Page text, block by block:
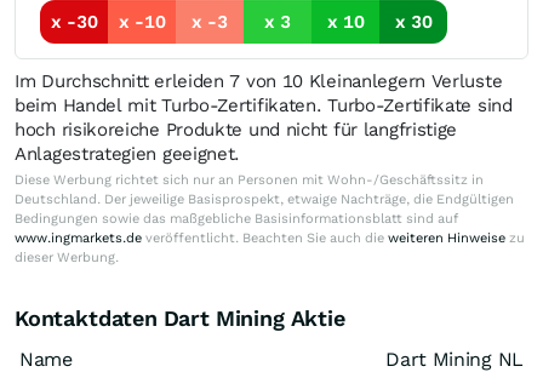
x -30
x -10 x -3 x 3 x 10 x 30
Im Durchschnitt erleiden 7 von 10 Kleinanlegern Verluste
beim Handel mit Turbo-Zertifikaten. Turbo-Zertifikate sind
hoch risikoreiche Produkte und nicht für langfristige
Anlagestrategien geeignet.
Diese Werbung richtet sich nur an Personen mit Wohn-/Geschäftssitz in
Deutschland. Der jeweilige Basisprospekt, etwaige Nachträge, die Endgültigen
Bedingungen sowie das maßgebliche Basisinformationsblatt sind auf
www.ingmarkets.de veröffentlicht. Beachten Sie auch die weiteren Hinweise zu
dieser Werbung.
Kontaktdaten Dart Mining Aktie
Name
Dart Mining NL